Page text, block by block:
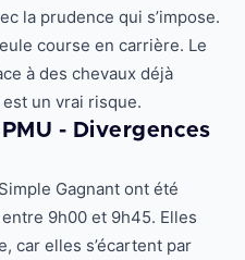
la prudence qui s’impose.
course en carrière. Le
à des chevaux déjà
un vrai risque.
- Divergences
Gagnant ont été
9h00 et 9h45. Elles
car elles s’écartent par